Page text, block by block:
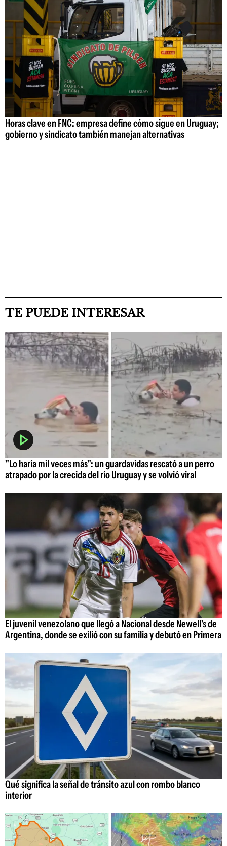
Horas clave en FNC: empresa define cómo sigue en Uruguay;
gobierno y sindicato también manejan alternativas
TE PUEDE INTERESAR
"Lo haría mil veces más": un guardavidas rescató a un perro
atrapado por la crecida del río Uruguay y se volvió viral
El juvenil venezolano que llegó a Nacional desde Newell's de
Argentina, donde se exilió con su familia y debutó en Primera
Qué significa la señal de tránsito azul con rombo blanco
interior